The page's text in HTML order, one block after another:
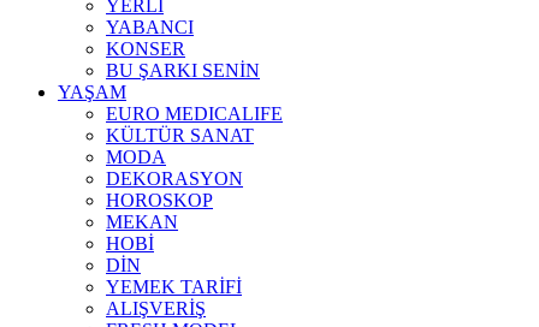
YERLİ
YABANCI
KONSER
BU ŞARKI SENİN
YAŞAM
EURO MEDICALIFE
KÜLTÜR SANAT
MODA
DEKORASYON
HOROSKOP
MEKAN
HOBİ
DİN
YEMEK TARİFİ
ALIŞVERİŞ